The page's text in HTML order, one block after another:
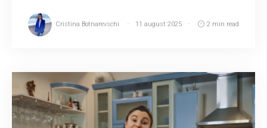
Cristina Botnarevschi 11 august 2025 2 min read